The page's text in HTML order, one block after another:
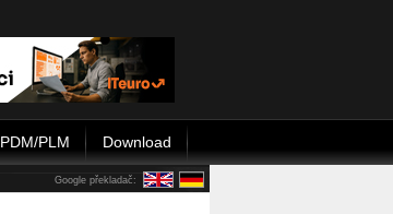
PDM/PLM Download
Google překladač: